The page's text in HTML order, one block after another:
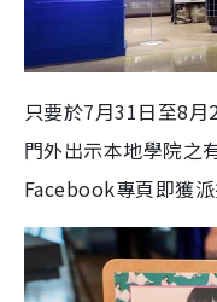
只要於7月31日至8
門外出示本地學院之
Facebook專頁即獲